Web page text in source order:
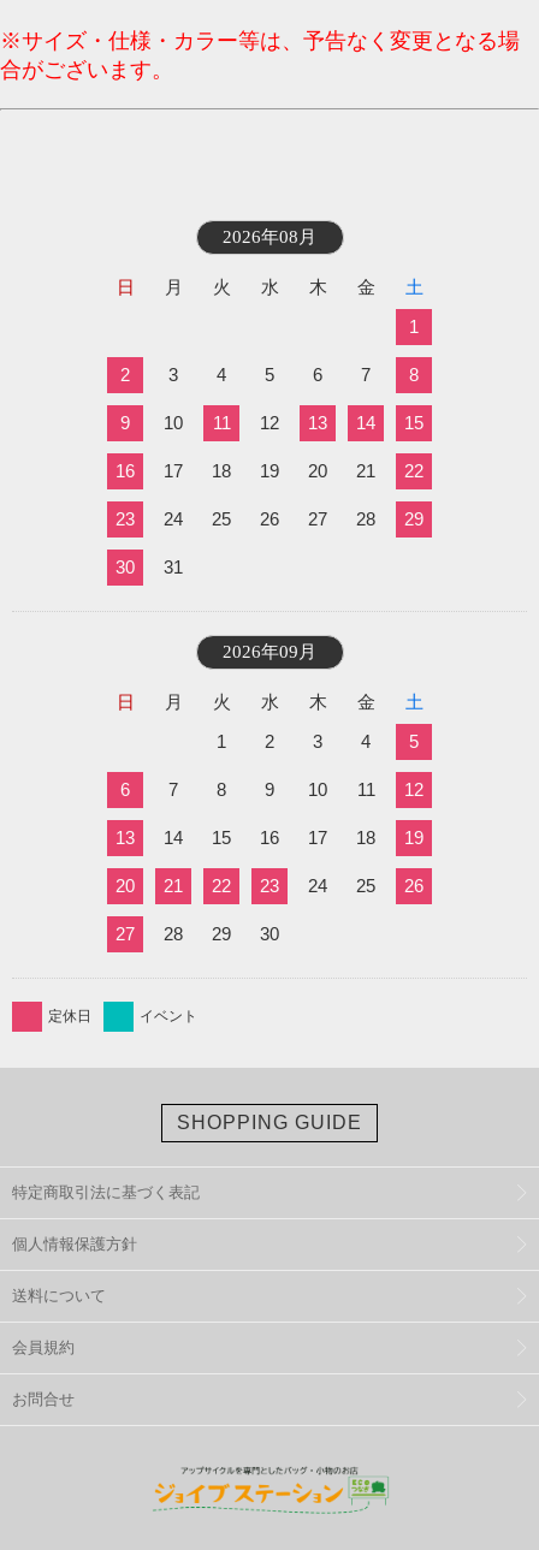
※サイズ・仕様・カラー等は、予告なく変更となる場
合がございます。
2026年08月
日 月 火 水 木 金
土
1
2 3 4 5 6 7 8
9 10 11 12 13 14 15
16 17 18 19 20 21 22
23 24 25 26 27 28 29
30 31
2026年09月
日 月 火 水 木 金
土
1
2 3 4 5
6 7 8 9 10 11 12
13 14 15 16 17 18 19
20 21 22 23 24 25 26
27 28 29 30
定休日 イベント
SHOPPING GUIDE
特定商取引法に基づく表記
個人情報保護方針
送料について
会員規約
お問合せ